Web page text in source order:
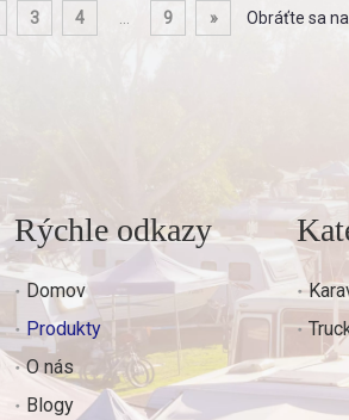
3 4 9 » Obráťte sa na
Rýchle odkazy
Domov
Produkty
O nás
Blogy